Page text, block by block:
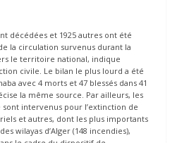
décédées et 1925 autres ont été
la circulation survenus durant la
le territoire national, indique
civile. Le bilan le plus lourd a été
avec 4 morts et 47 blessés dans 41
la même source. Par ailleurs, les
intervenus pour l’extinction de
et autres, dont les plus importants
wilayas d’Alger (148 incendies),